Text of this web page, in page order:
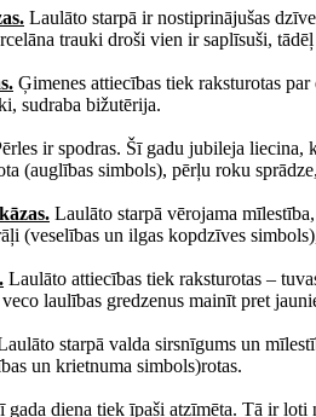
Laulāto starpā ir nostiprinājušas
trauki droši vien ir saplīsuši,
Ģimenes attiecības tiek raksturotas
sudraba bižutērija.
ir spodras. Šī gadu jubileja liecina,
(auglības simbols), pērļu roku
Laulāto starpā vērojama
(veselības un ilgas kopdzīves
Laulāto attiecības tiek raksturotas –
laulības gredzenus mainīt pret
starpā valda sirsnīgums un
un krietnuma simbols)rotas.
gada diena tiek īpaši atzīmēta. Tā ir ļoti